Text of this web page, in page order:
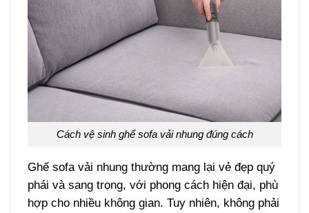
Cách vệ sinh ghế sofa vải nhung đúng cách
Ghế sofa vải nhung thường mang lại vẻ đẹp quý
phái và sang trọng, với phong cách hiện đại, phù
hợp cho nhiều không gian. Tuy nhiên, không phải